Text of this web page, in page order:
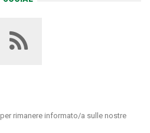
rimanere informato/a sulle nostre